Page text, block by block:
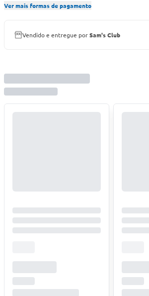
Ver mais formas de pagamento
Vendido e entregue porSam's Club